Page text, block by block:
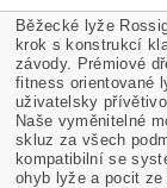
Běžecké lyže
krok s konstrukcí
závody. Prémiové
fitness orientované
uživatelsky
Naše vyměnitelné
skluz za všech
kompatibilní se
ohyb lyže a pocit ze